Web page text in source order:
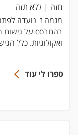
תזה | ללא תזה
מגמה זו נועדה
בהתבסס על גישות
ואקולוגיות. כלל
ספרו לי עוד